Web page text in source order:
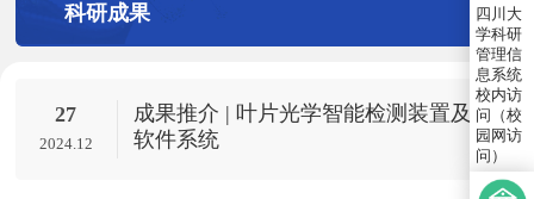
科研成果
27
2024.12
成果推介 | 叶片光学智能检测装置及
软件系统
四川大
学科研
管理信
息系统
校内访
问（校
园网访
问）